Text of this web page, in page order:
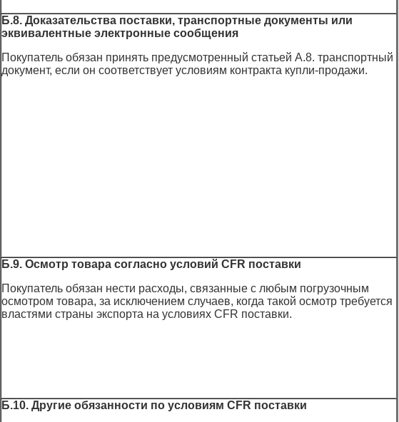
Б.8. Доказательства поставки, транспортные документы или
эквивалентные электронные сообщения
Покупатель обязан принять предусмотренный статьей А.8. транспортный
документ, если он соответствует условиям контракта купли-продажи.
Б.9. Осмотр товара согласно условий CFR поставки
Покупатель обязан нести расходы, связанные с любым погрузочным
осмотром товара, за исключением случаев, когда такой осмотр требуется
властями страны экспорта на условиях CFR поставки.
Б.10. Другие обязанности по условиям CFR поставки